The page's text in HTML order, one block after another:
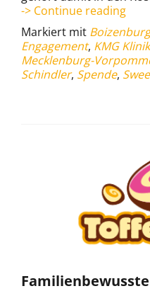
-> Continue readingSüße
für
die
Markiert mit
Engagement, KMG Klinik
Mecklenburg-
Schindler, Spende,